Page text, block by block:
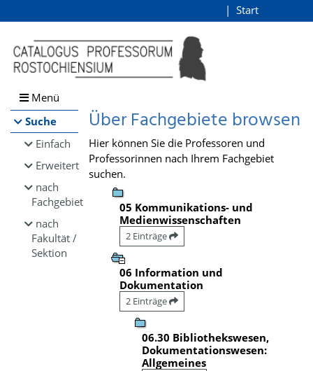
Browsen
direkt zum Inhalt
Start
Menü
Suche
Einfach
Erweitert
nach
Fachgebiet
nach
Fakultät /
Sektion
Über Fachgebiete browsen
Hier können Sie die Professoren und
Professorinnen nach Ihrem Fachgebiet
suchen.
05 Kommunikations- und
Medienwissenschaften
2 Einträge
06 Information und
Dokumentation
2 Einträge
06.30 Bibliothekswesen,
Dokumentationswesen:
Allgemeines